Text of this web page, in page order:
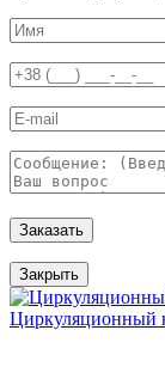
Заказать
Закрыть
Циркуляционный